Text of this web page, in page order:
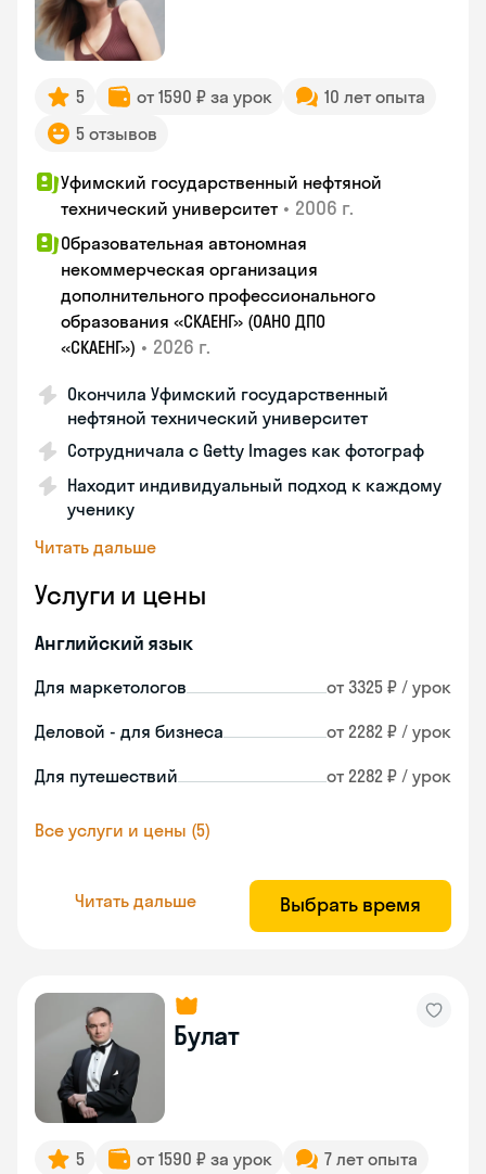
5 от 1590 ₽ за урок
10 лет опыта
5 отзывов
Уфимский государственный нефтяной
технический университет • 2006 г.
Образовательная автономная
некоммерческая организация
дополнительного профессионального
образования «СКАЕНГ» (ОАНО ДПО
«СКАЕНГ») • 2026 г.
Окончила Уфимский государственный
нефтяной технический университет
Сотрудничала с Getty Images как фотограф
Находит индивидуальный подход к каждому
ученику
Читать дальше
Услуги и цены
Английский язык
Для маркетологов от 3325 ₽ / урок
Деловой - для бизнеса от 2282 ₽ / урок
Для путешествий от 2282 ₽ / урок
Все услуги и цены (5)
Читать дальше Выбрать время
Булат
5 от 1590 ₽ за урок 7 лет опыта